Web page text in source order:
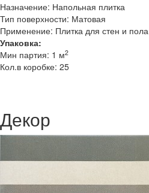
Назначение: Напольная плитка
Тип поверхности: Матовая
Применение: Плитка для стен и пола
Упаковка:
Мин партия: 1 м2
Кол.в коробке: 25
Декор